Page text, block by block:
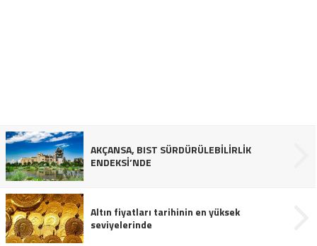
AKÇANSA, BIST SÜRDÜRÜLEBİLİRLİK
ENDEKSİ’NDE
Altın fiyatları tarihinin en yüksek
seviyelerinde